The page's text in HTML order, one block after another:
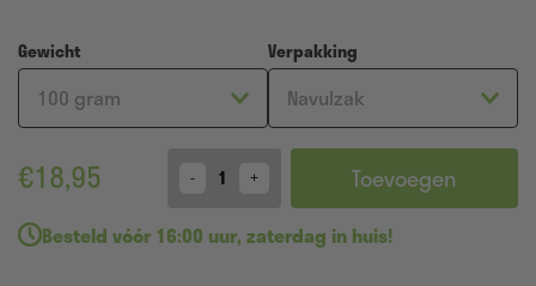
gebaseerd
op
klantbeoordelingen
Gewicht Verpakking
€18,95 Quantity Toevoegen
Besteld vóór 16:00 uur, zaterdag in huis!